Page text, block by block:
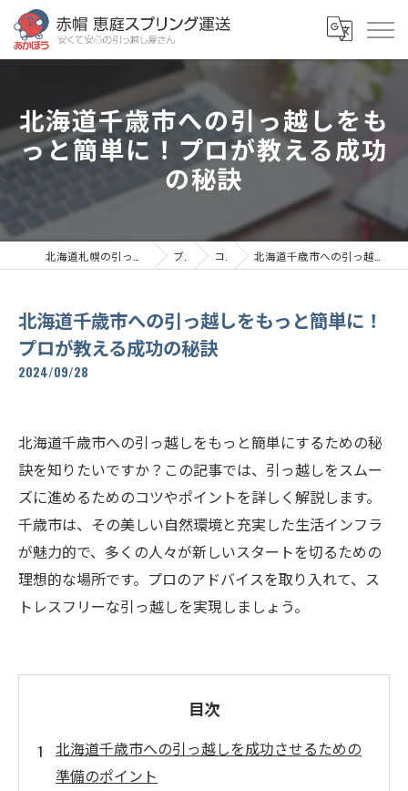
北海道千歳市への引っ越しをも
っと簡単に！プロが教える成功
の秘訣
ブログ コラム 北海道千歳市への引っ越しをもっと簡単に！プロが教える成功の秘訣
北海道千歳市への引っ越しをもっと簡単に！
プロが教える成功の秘訣
2024/09/28
北海道千歳市への引っ越しをもっと簡単にするための秘
訣を知りたいですか？この記事では、引っ越しをスムー
ズに進めるためのコツやポイントを詳しく解説します。
千歳市は、その美しい自然環境と充実した生活インフラ
が魅力的で、多くの人々が新しいスタートを切るための
理想的な場所です。プロのアドバイスを取り入れて、ス
トレスフリーな引っ越しを実現しましょう。
目次
北海道千歳市への引っ越しを成功させるための
準備のポイント